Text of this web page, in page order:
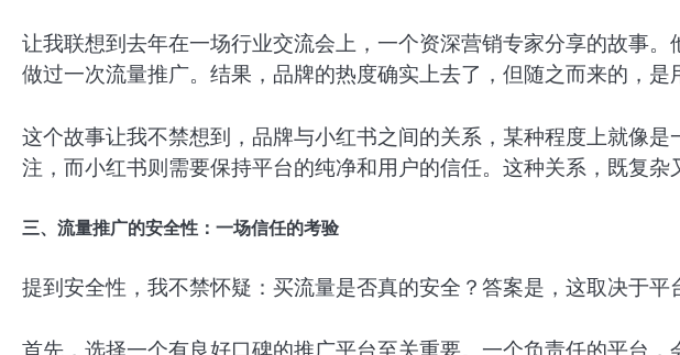
让我联想到去年在一场行业交流会上，一个资深营销专家分享的故事
做过一次流量推广。结果，品牌的热度确实上去了，但随之而来的，是
这个故事让我不禁想到，品牌与小红书之间的关系，某种程度上就像是
注，而小红书则需要保持平台的纯净和用户的信任。这种关系，既复杂
三、流量推广的安全性：一场信任的考验
提到安全性，我不禁怀疑：买流量是否真的安全？答案是，这取决于平